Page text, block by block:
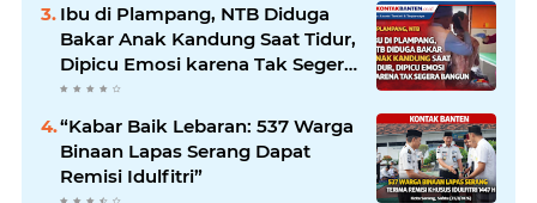
Ibu di Plampang, NTB Diduga
Bakar Anak Kandung Saat Tidur,
Dipicu Emosi karena Tak Segera
Bangun
“Kabar Baik Lebaran: 537 Warga
Binaan Lapas Serang Dapat
Remisi Idulfitri”